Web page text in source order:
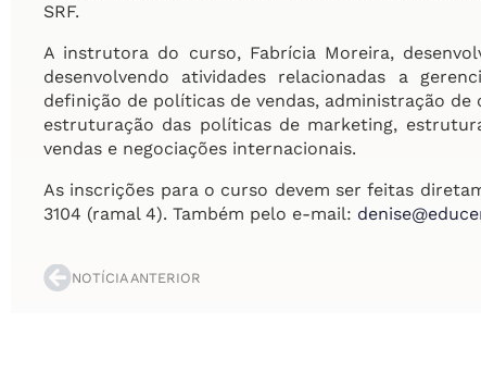
SRF.
A instrutora do curso, Fabrícia Moreira,
desenvolvendo atividades relacionadas a
definição de políticas de vendas, administração
estruturação das políticas de marketing,
vendas e negociações internacionais.
As inscrições para o curso devem ser feitas
3104 (ramal 4). Também pelo e-mail:
NOTÍCIA ANTERIOR